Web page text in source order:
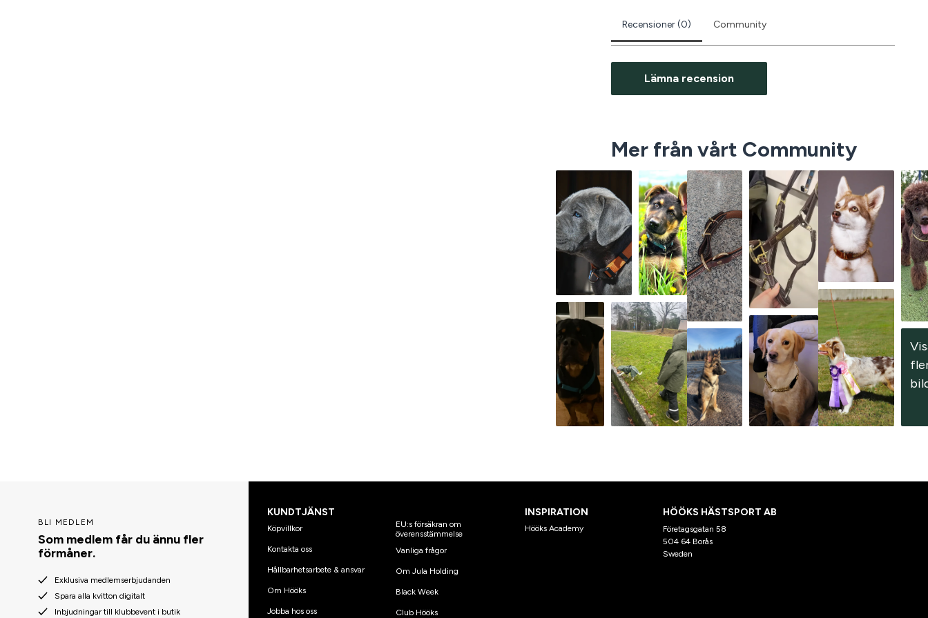
Recensioner (0) Community
Lämna recension
Mer från vårt Community
BLI MEDLEM
Som medlem får du ännu fler
förmåner.
Exklusiva medlemserbjudanden
Spara alla kvitton digitalt
Inbjudningar till klubbevent i butik
KUNDTJÄNST
Köpvillkor
Kontakta oss
Hållbarhetsarbete & ansvar
Om Hööks
Jobba hos oss
EU:s försäkran om
överensstämmelse
Vanliga frågor
Om Jula Holding
Black Week
Club Hööks
INSPIRATION
Hööks Academy
HÖÖKS HÄSTSPORT AB
Företagsgatan 58
504 64 Borås
Sweden